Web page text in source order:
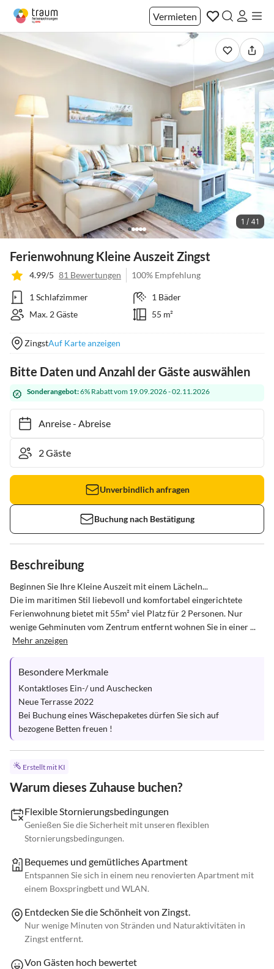
Vermieten
1 / 41
Ferienwohnung Kleine Auszeit Zingst
4.99/5 81 Bewertungen 100% Empfehlung
1 Schlafzimmer
1 Bäder
Max. 2 Gäste
55 m²
ZingstAuf Karte anzeigen
Bitte Daten und Anzahl der Gäste auswählen
Sonderangebot:6% Rabatt vom 19.09.2026 - 02.11.2026
Anreise- Abreise
Unverbindlich anfragen
Buchung nach Bestätigung
Beschreibung
Beginnen Sie Ihre Kleine Auszeit mit einem Lächeln...
Die im maritimen Stil liebevoll und komfortabel eingerichtete
Ferienwohnung bietet mit 55m² viel Platz für 2 Personen. Nur
wenige Gehminuten vom Zentrum entfernt wohnen Sie in einer ...
Mehr anzeigen
Besondere Merkmale
Kontaktloses Ein-/ und Auschecken
Neue Terrasse 2022
Bei Buchung eines Wäschepaketes dürfen Sie sich auf
bezogene Betten freuen !
Erstellt mit KI
Warum dieses Zuhause buchen?
Flexible Stornierungsbedingungen
Genießen Sie die Sicherheit mit unseren flexiblen
Stornierungsbedingungen.
Bequemes und gemütliches Apartment
Entspannen Sie sich in einem neu renovierten Apartment mit
einem Boxspringbett und WLAN.
Entdecken Sie die Schönheit von Zingst.
Nur wenige Minuten von Stränden und Naturaktivitäten in
Zingst entfernt.
Von Gästen hoch bewertet